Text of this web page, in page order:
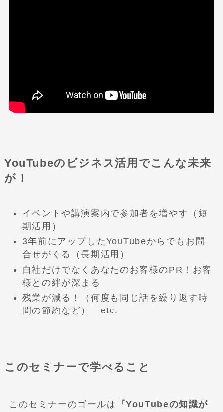
YouTubeのビジネス活用でこんな未来
が！
イベントや講演案内で参加者を増やす（短
期活用）
3年前にアップしたYouTubeからでもお問
合せがくる（長期活用）
自社だけでなくあなたのお客様のPR！お客
様との絆が深まる
残業が減る！（何度も同じ話を繰り返す時
間の節約など） etc.
このセミナーで学べること
このセミナーのゴールは
『YouTubeの知識が